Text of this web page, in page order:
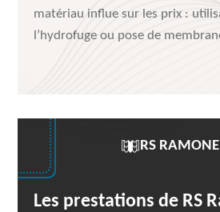
matériau influe sur les prix :
l’hydrofuge ou pose de
RS
Les prestations de RS